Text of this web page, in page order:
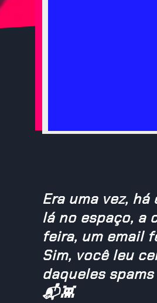
Era uma vez,
lá no espaço, a
feira, um email
Sim, você leu
daqueles
📬👾